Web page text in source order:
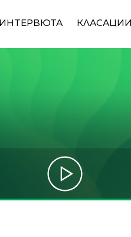
ИНТЕРВЮТА КЛАСАЦИИ